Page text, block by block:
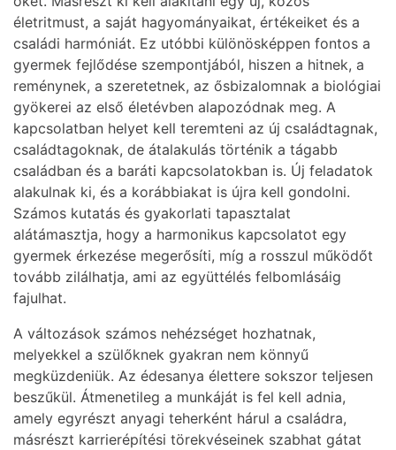
életritmust, a saját hagyományaikat, értékeiket és a
családi harmóniát. Ez utóbbi különösképpen fontos a
gyermek fejlődése szempontjából, hiszen a hitnek, a
reménynek, a szeretetnek, az ősbizalomnak a biológiai
gyökerei az első életévben alapozódnak meg. A
kapcsolatban helyet kell teremteni az új családtagnak,
családtagoknak, de átalakulás történik a tágabb
családban és a baráti kapcsolatokban is. Új feladatok
alakulnak ki, és a korábbiakat is újra kell gondolni.
Számos kutatás és gyakorlati tapasztalat
alátámasztja, hogy a harmonikus kapcsolatot egy
gyermek érkezése megerősíti, míg a rosszul működőt
tovább zilálhatja, ami az együttélés felbomlásáig
fajulhat.
A változások számos nehézséget hozhatnak,
melyekkel a szülőknek gyakran nem könnyű
megküzdeniük. Az édesanya élettere sokszor teljesen
beszűkül. Átmenetileg a munkáját is fel kell adnia,
amely egyrészt anyagi teherként hárul a családra,
másrészt karrierépítési törekvéseinek szabhat gátat